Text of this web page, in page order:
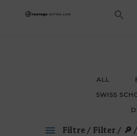
ALL
SWISS
Filtre / Filter / 🔎